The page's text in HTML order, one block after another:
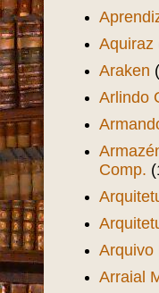
Aquiraz
Araken
Arlindo
Comp.
Arquivo
Arraial